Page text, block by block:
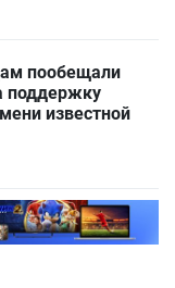
пообещали
поддержку
известной